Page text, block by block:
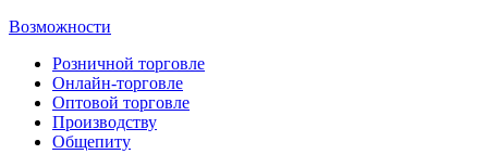
Возможности
Розничной торговле
Онлайн-торговле
Оптовой торговле
Производству
Общепиту